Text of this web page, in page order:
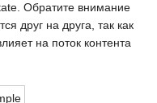
. Обратите внимание
друг на друга, так как
на поток контента